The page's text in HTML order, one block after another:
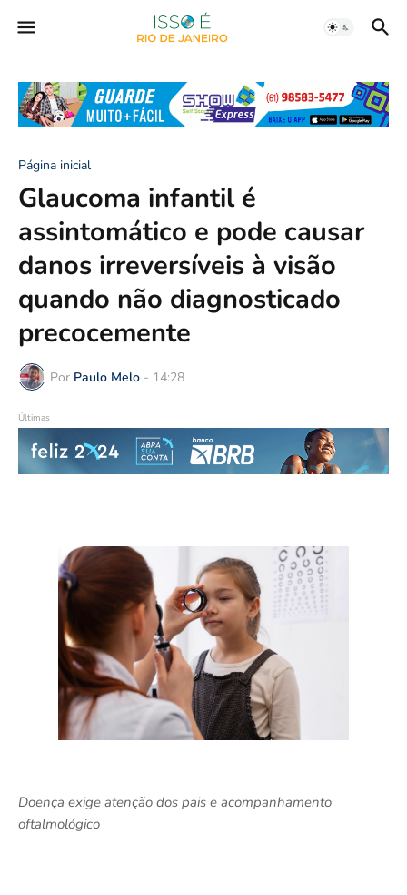
Página inicial
Glaucoma infantil é
assintomático e pode causar
danos irreversíveis à visão
quando não diagnosticado
precocemente
Por Paulo Melo - 14:28
Últimas
Doença exige atenção dos pais e acompanhamento
oftalmológico